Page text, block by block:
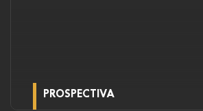
PROSPECTIVA